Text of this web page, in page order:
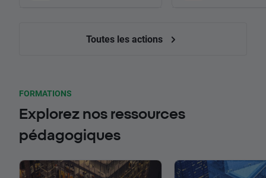
Toutes les actions
FORMATIONS
Explorez nos ressources
pédagogiques